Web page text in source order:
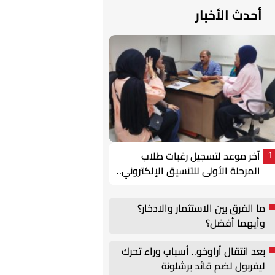
أحدث الأخبار
1
آخر موعد لتسجيل رغبات طلاب
المرحلة الأولى للتنسيق الإلكتروني..
ما الفرق بين الاستثمار والادخار؟
وأيهما أفضل؟
بعد انتقال أراوخو.. أسباب وراء تحرك
ليفربول لضم قائد برشلونة